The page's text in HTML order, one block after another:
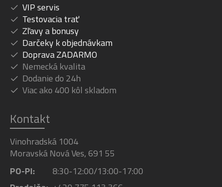
VIP servis
Testovacia trať
Zľavy a bonusy
Darčeky k objednávkam
Doprava ZADARMO
Nemecká kvalita
Dodanie do 24h
Viac ako 400 kôl skladom
Kontakt
Vinohradská 1004
Moravská Nová Ves, 691 55
PO-PI:
8:30-12:00/13:00-17:00